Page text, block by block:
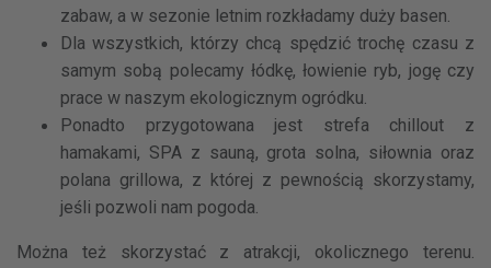
zabaw, a w sezonie letnim rozkładamy duży basen.
Dla wszystkich, którzy chcą spędzić trochę czasu z
samym sobą polecamy łódkę, łowienie ryb, jogę czy
prace w naszym ekologicznym ogródku.
Ponadto przygotowana jest strefa chillout z
hamakami, SPA z sauną, grota solna, siłownia oraz
polana grillowa, z której z pewnością skorzystamy,
jeśli pozwoli nam pogoda.
Można też skorzystać z atrakcji, okolicznego terenu.